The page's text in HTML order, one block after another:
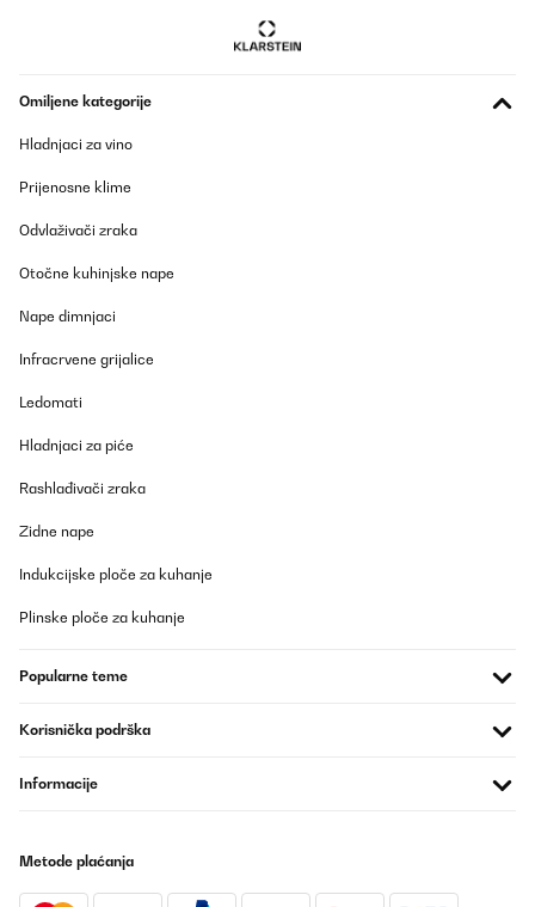
Omiljene kategorije
Hladnjaci za vino
Prijenosne klime
Odvlaživači zraka
Otočne kuhinjske nape
Nape dimnjaci
Infracrvene grijalice
Ledomati
Hladnjaci za piće
Rashlađivači zraka
Zidne nape
Indukcijske ploče za kuhanje
Plinske ploče za kuhanje
Popularne teme
Korisnička podrška
Informacije
Metode plaćanja